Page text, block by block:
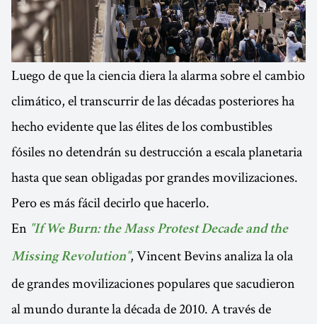
Luego de que la ciencia diera la alarma sobre el cambio
climático, el transcurrir de las décadas posteriores ha
hecho evidente que las élites de los combustibles
fósiles no detendrán su destrucción a escala planetaria
hasta que sean obligadas por grandes movilizaciones.
Pero es más fácil decirlo que hacerlo.
En "If We Burn: the Mass Protest Decade and the
Missing Revolution", Vincent Bevins analiza la ola
de grandes movilizaciones populares que sacudieron
al mundo durante la década de 2010. A través de